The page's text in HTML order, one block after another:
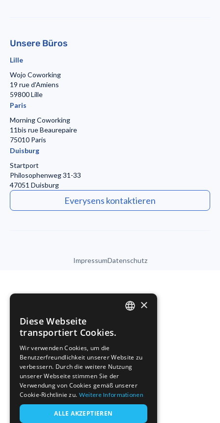
Unsere Büros
Lille
Wojo Coworking
19 rue d'Amiens
59800 Lille
Paris
Morning Coworking
11bis rue Beaurepaire
75010 Paris
Duisburg
Startport
Philosophenweg 31-33
47051 Duisburg
Everysens kontaktieren
ImpressumDatenschutz
GERMAN
×
Diese Webseite
transportiert Cookies.
Wir verwenden Cookies, um die
Benutzerfreundlichkeit unserer Website zu
verbessern. Durch die weitere Nutzung
unserer Webseite stimmen Sie der
Verwendung von Cookies gemäß unserer
Cookie-Richtlinie zu. Weitere Informationen
ALLE AKZEPTIEREN